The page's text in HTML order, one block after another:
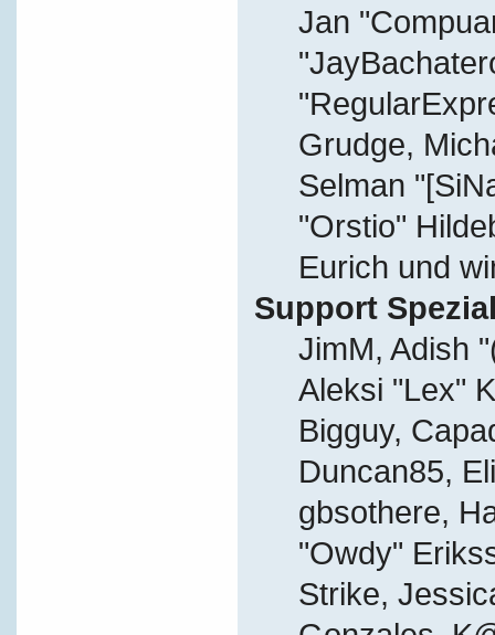
Jan
Grudge,
Selman
"Orstio"
Eurich und
Support
JimM, Adish
Aleksi "Lex"
Bigguy,
Duncan85,
gbsothere,
"Owdy"
Strike,